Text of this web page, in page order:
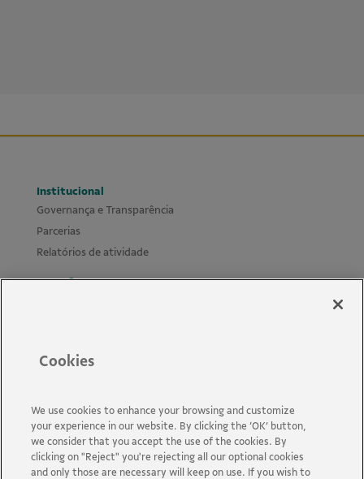
Institucional
Governança e Transparência
Parcerias
Relatórios de atividade
Atuação
Biblioteca e mural
Políticas e Guias
Novidades
Perguntas Frequentes
Cookies
We use cookies to enhance your browsing and customize
your experience in our website. By clicking the ‘OK’ button,
we consider that you accept the use of the cookies. By
clicking on "Reject" you're rejecting all our optional cookies
and only those are necessary will keep on use. If you wish to